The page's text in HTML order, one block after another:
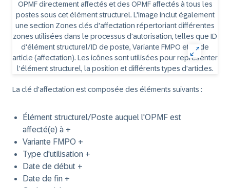
La clé d'affectation est composée des éléments suivants :
Élément structurel/Poste auquel l'OPMF est
affecté(e) à +
Variante FMPO +
Type d'utilisation +
Date de début +
Date de fin +